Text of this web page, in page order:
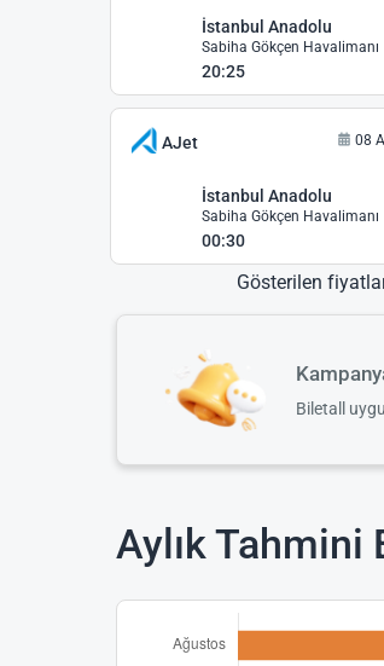
İstanbul Anadolu
Sabiha Gökçen Havalimanı
20:25
AJet 08
İstanbul Anadolu
Sabiha Gökçen Havalimanı
00:30
Gösterilen
Biletall
Aylık Tahmini